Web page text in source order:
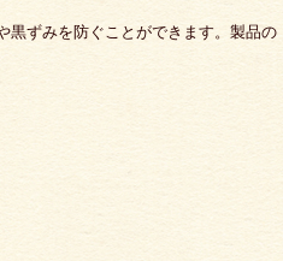
黒ずみを防ぐことができます。製品の